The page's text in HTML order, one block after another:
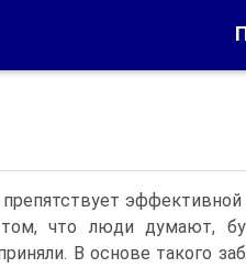
что люди думают,
В основе такого